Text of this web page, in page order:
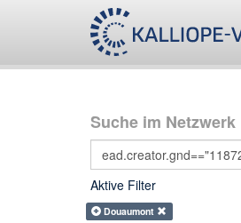
Suche im Netzwerk
Aktive Filter
Douaumont